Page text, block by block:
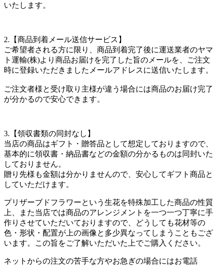
いたします。
2.【商品到着メール送信サービス】
ご希望者される方に限り、商品到着完了後に運送業者のヤマ
ト運輸(株)より商品お届けを完了した旨のメールを、ご注文
時に登録いただきましたメールアドレスに送信いたします。
ご注文者様と受け取り主様が違う場合には商品のお届け完了
が分かるので安心できます。
3.【領収書類の同封なし】
当店の商品はギフト・贈答品として想定しておりますので、
基本的に領収書・納品書などの金額の分かるものは同封いた
しておりません。
贈り先様も金額は分かりませんので、安心してギフト商品と
していただけます。
プリザーブドフラワーという生花を特殊加工した商品の性質
上、また当店では商品のアレンジメントを一つ一つ丁寧に手
作りさせていただいておりますので、どうしても花材等の
色・形状・配置が上の画像と多少異なってしまうこともござ
います。この旨をご了解いただいた上でご購入ください。
ネットからの注文の苦手な方やお急ぎの場合にはお電話